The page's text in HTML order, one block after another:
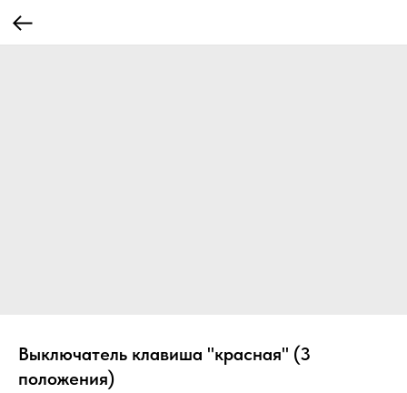
Выключатель клавиша "красная" (3
положения)